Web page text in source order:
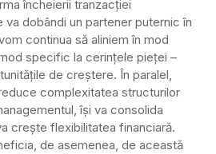
încheierii tranzacției
dobândi un partener puternic în
continua să aliniem în mod
specific la cerințele pieței –
de creștere. În paralel,
complexitatea structurilor
își va consolida
crește flexibilitatea financiară.
de asemenea, de această